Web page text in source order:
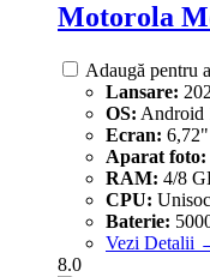
Motorola
Adaugă pentru
Lansare:
OS: Android
Ecran:
Aparat foto:
RAM: 4/8
CPU:
Baterie:
Vezi Detalii
8.0